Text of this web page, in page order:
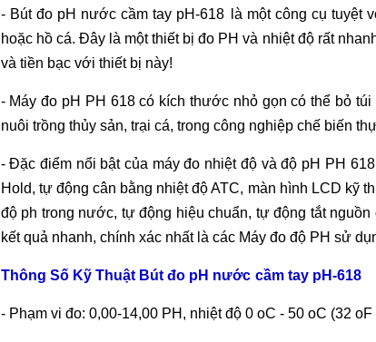
- Bút đo pH nước cầm tay pH-618 à một công cụ tuyệt
hoặc hồ cá. Đây là một thiết bị đo PH và nhiệt độ rất
và tiền bạc với thiết bị này!
- Máy đo pH PH 618 có kích thước nhỏ gọn có thể bỏ túi
nuôi trồng thủy sản, trại cá, trong công nghiệp chế biến
-Đặc điểm nổi bật của máy đo nhiệt độ và độ pH PH
Hold, tự động cân bằng nhiệt độ ATC, màn hình LCD kỹ
độ ph trong nước, tự động hiệu chuẩn, tự động tắt nguồn
kết quả nhanh, chính xác nhất l à các Máy đo độ PH sử
Thông Số Kỹ Thuật Bút đo pH nước cầm taypH-618
- Phạm vi đo: 0,00-14,00 PH, nhiệt độ 0 oC - 50 oC (32 oF